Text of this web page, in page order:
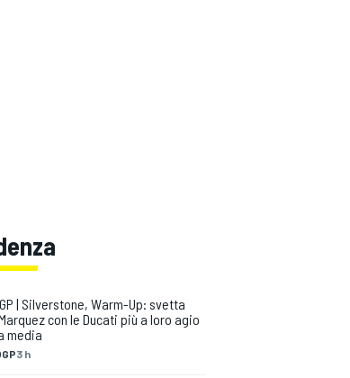
3 h
| Silverstone, Warm-Up: svetta
con le Ducati più a loro agio
media